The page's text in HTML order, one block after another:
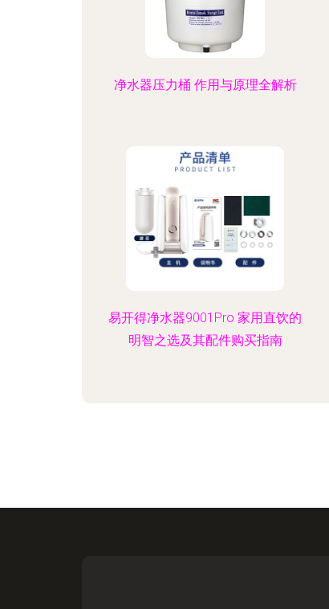
净水器压力桶 作用与原理全解析
易开得净水器9001Pro 家用直饮的
明智之选及其配件购买指南